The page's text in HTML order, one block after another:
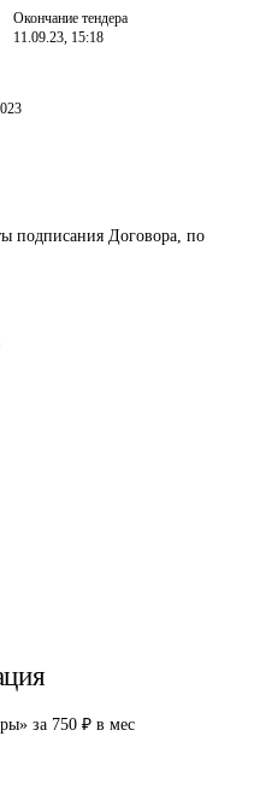
Окончание тендера
11.09.23, 15:18
подписания Договора, по
за 750 ₽ в мес